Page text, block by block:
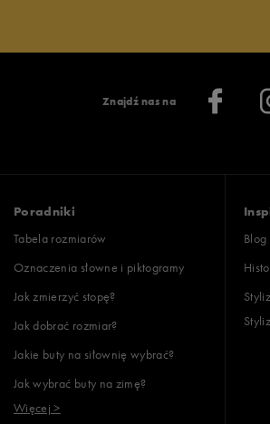
Znajdź nas na
Poradniki
Tabela rozmiarów
Oznaczenia słowne i piktogramy
Jak zmierzyć stopę?
Jak dobrać rozmiar?
Jakie buty na siłownię wybrać?
Jak wybrać buty na zimę?
Więcej >
Blog